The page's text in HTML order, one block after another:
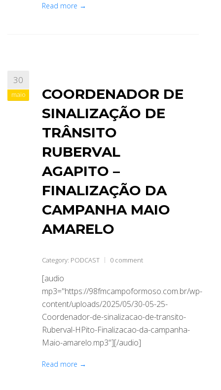
Read more →
30
maio
COORDENADOR DE
SINALIZAÇÃO DE
TRÂNSITO
RUBERVAL
AGAPITO –
FINALIZAÇÃO DA
CAMPANHA MAIO
AMARELO
Category: PODCAST 0 comment
[audio
mp3="https://98fmcampoformoso.com.br/wp-
content/uploads/2025/05/30-05-25-
Coordenador-de-sinalizacao-de-transito-
Ruberval-HPito-Finalizacao-da-campanha-
Maio-amarelo.mp3"][/audio]
Read more →